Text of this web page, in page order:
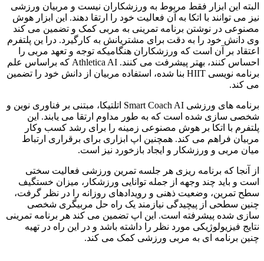
البته این ابزار فقط مربوط به ورزشکاران نیست و مربیان ورزشی
نیز می توانند با اتکا به آن فعالیت خود را ارتقا دهند. این ابزار هوش
مصنوعی در نوشتن برنامه تمرینی به مربی کمک و تضمین می کند
وی دانش خود را به دقت برای مشتریانش به کارگیرد. درا ین پلتفرم
اعتقاد بر آن است که ورزشکاران هنگامیکه توجه و تعهد مربی را
احساس کنند، بهتر پیشرفت می کنند. Athletica AI که براساس علم
برنامه نویسی HIIT بنا شده، استفاده مربیان از دانش خود را تضمین
می کند.
برنامه های ورزشی Smart Coach AI اتلتیکا، مبتنی بر فناوری نوین و
شخصی سازی شده است که به طور مداوم ارتقا می یابند. این
پلتفرم با اتکا بر هوش مصنوعی زمینه را برای رشد کسب وکار
مربیان فراهم می کند. همچنین اپ ابزاری برای برقراری ارتباط
میان مربی و ورزشکار و ایجاد بازخورد نیز است.
از آنجا که برنامه ریزی هر جلسه تمرین ورزشی فعالیت سختی
است و باید چند وجهه از جمله توانایی ورزشکار، میزان خستگیف
سطح تمرین، وضعیت ذهنی و رویدادهای روزانه را در نظر گرفت،
چنین سطحی از پیچیدگی نیازمند یک راه حل مربیگری شخصی
سازی شده پیشرفته است. این اپ تضمین می کند هر برنامه تمرینی
نتایج فیزیولوژیکی مورد نظر را داشته باشد و در این راه در تهیه
چنین برنامه ای به مربی ورزشی کمک می کند.